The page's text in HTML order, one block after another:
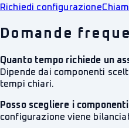
Richiedi configurazione
Domande
Quanto tempo richiede un
Dipende dai componenti
tempi chiari.
Posso scegliere i
configurazione viene